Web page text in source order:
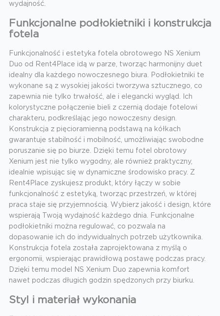
wydajność.
Funkcjonalne podłokietniki i konstrukcja
fotela
Funkcjonalność i estetyka fotela obrotowego NS Xenium
Duo od Rent4Place idą w parze, tworząc harmonijny duet
idealny dla każdego nowoczesnego biura. Podłokietniki te
wykonane są z wysokiej jakości tworzywa sztucznego, co
zapewnia nie tylko trwałość, ale i elegancki wygląd. Ich
kolorystyczne połączenie bieli z czernią dodaje fotelowi
charakteru, podkreślając jego nowoczesny design.
Konstrukcja z pięcioramienną podstawą na kółkach
gwarantuje stabilność i mobilność, umożliwiając swobodne
poruszanie się po biurze. Dzięki temu fotel obrotowy
Xenium jest nie tylko wygodny, ale również praktyczny,
idealnie wpisując się w dynamiczne środowisko pracy. Z
Rent4Place zyskujesz produkt, który łączy w sobie
funkcjonalność z estetyką, tworząc przestrzeń, w której
praca staje się przyjemnością. Wybierz jakość i design, które
wspierają Twoją wydajność każdego dnia. Funkcjonalne
podłokietniki można regulować, co pozwala na
dopasowanie ich do indywidualnych potrzeb użytkownika.
Konstrukcja fotela została zaprojektowana z myślą o
ergonomii, wspierając prawidłową postawę podczas pracy.
Dzięki temu model NS Xenium Duo zapewnia komfort
nawet podczas długich godzin spędzonych przy biurku.
Styl i materiał wykonania